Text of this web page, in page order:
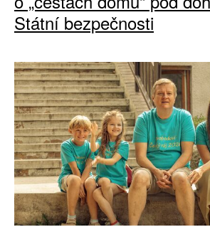
Státní bezpečnosti